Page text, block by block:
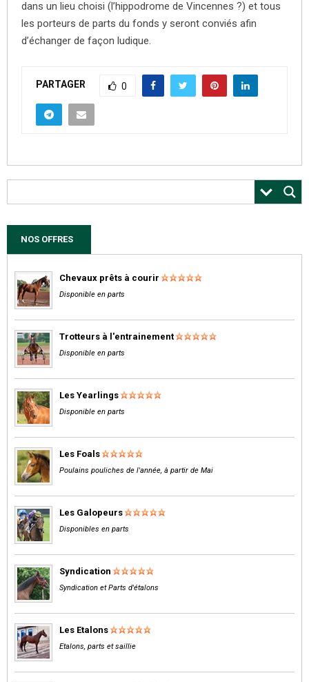
dans un lieu choisi (l’hippodrome de Vincennes ?) et tous
les porteurs de parts du fonds y seront conviés afin
d’échanger de façon ludique.
PARTAGER 0
NOS OFFRES
Chevaux prêts à courir
Disponible en parts
Trotteurs à l'entrainement
Disponible en parts
Les Yearlings
Disponible en parts
Les Foals
Poulains pouliches de l'année, à partir de Mai
Les Galopeurs
Disponibles en parts
Syndication
Syndication et Parts d'étalons
Les Etalons
Etalons, parts et saillie